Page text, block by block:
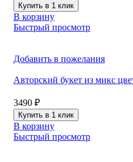
Купить в 1 клик
В корзину
Быстрый просмотр
Добавить в пожелания
Авторский букет из микс
3490 ₽
Купить в 1 клик
В корзину
Быстрый просмотр